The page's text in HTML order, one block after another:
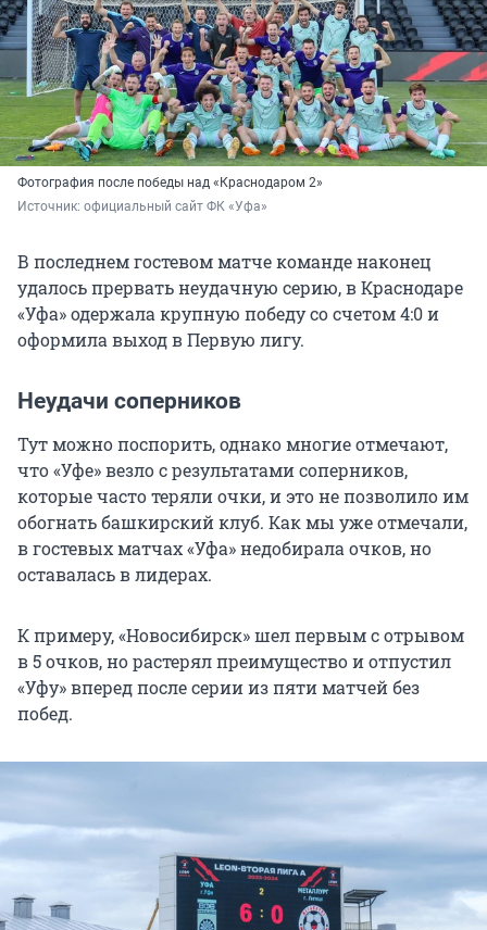
Фотография после победы над «Краснодаром 2»
Источник: официальный сайт ФК «Уфа»
В последнем гостевом матче команде наконец
удалось прервать неудачную серию, в Краснодаре
«Уфа» одержала крупную победу со счетом 4:0 и
оформила выход в Первую лигу.
Неудачи соперников
Тут можно поспорить, однако многие отмечают,
что «Уфе» везло с результатами соперников,
которые часто теряли очки, и это не позволило им
обогнать башкирский клуб. Как мы уже отмечали,
в гостевых матчах «Уфа» недобирала очков, но
оставалась в лидерах.
К примеру, «Новосибирск» шел первым с отрывом
в 5 очков, но растерял преимущество и отпустил
«Уфу» вперед после серии из пяти матчей без
побед.